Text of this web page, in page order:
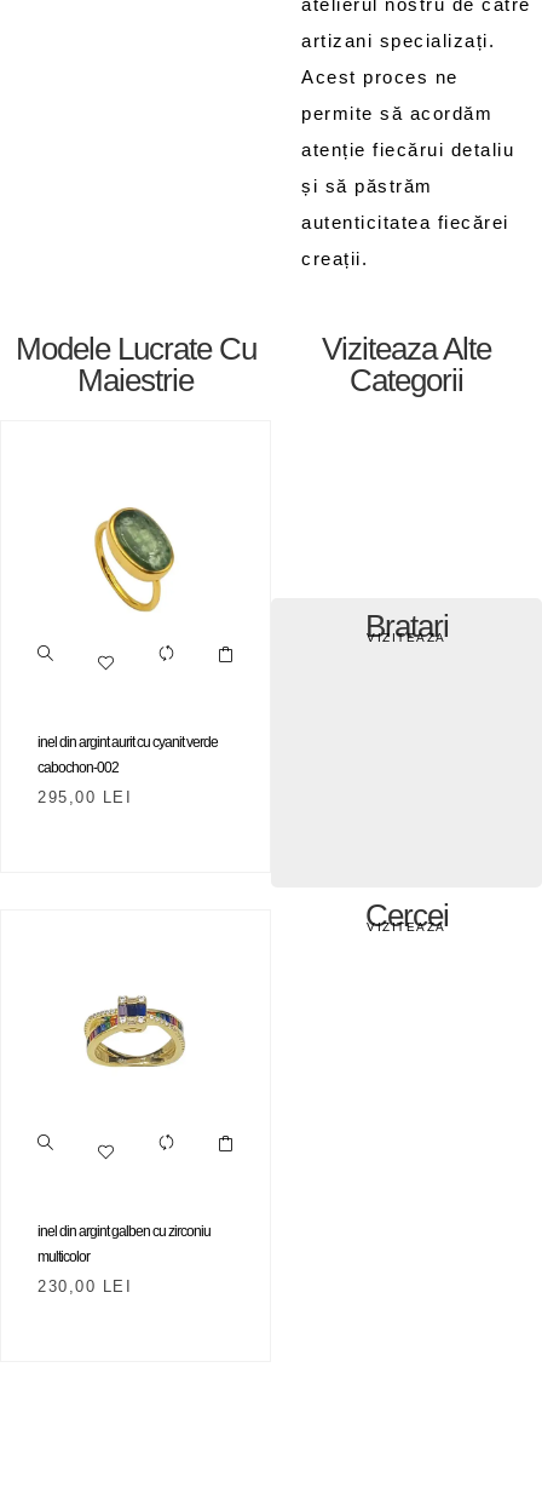
atelierul nostru de către
artizani specializați.
Acest proces ne
permite să acordăm
atenție fiecărui detaliu
și să păstrăm
autenticitatea fiecărei
creații.
Modele Lucrate Cu
Maiestrie
inel din argint aurit cu cyanit verde
cabochon-002
295,00 LEI
inel din argint galben cu zirconiu
multicolor
230,00 LEI
Viziteaza Alte
Categorii
Bratari
VIZITEAZA
Cercei
VIZITEAZA